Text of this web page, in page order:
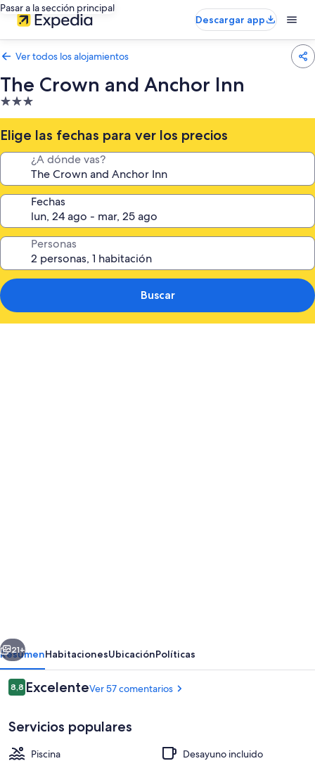
Pasar a la sección principal
Descargar app
Ver todos los alojamientos
The Crown and Anchor Inn
Alojamiento
de
3.0 estrellas
Elige las fechas para ver los precios
¿A dónde vas?
Fechas
Personas
Buscar
Inn
Siguiente
21+
ResumenHabitacionesUbicaciónPolíticas
Comentarios
8,88,8 de 10
ExcelenteVer 57 comentarios
Servicios populares
Piscina
Desayuno incluido